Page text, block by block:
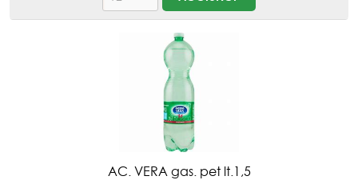
AC. VERA gas. pet lt.1,5